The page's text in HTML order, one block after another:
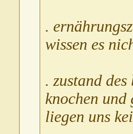
.
wissen es
. zustand
knochen und
liegen uns